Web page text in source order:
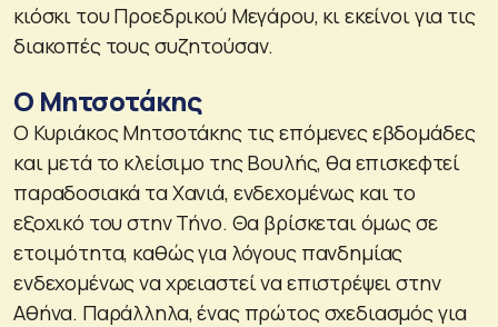
κιόσκι του Προεδρικού Μεγάρου, κι εκείνοι για τις
διακοπές τους συζητούσαν.
Ο Μητσοτάκης
Ο Κυριάκος Μητσοτάκης τις επόμενες εβδομάδες
και μετά το κλείσιμο της Βουλής, θα επισκεφτεί
παραδοσιακά τα Χανιά, ενδεχομένως και το
εξοχικό του στην Τήνο. Θα βρίσκεται όμως σε
ετοιμότητα, καθώς για λόγους πανδημίας
ενδεχομένως να χρειαστεί να επιστρέψει στην
Αθήνα. Παράλληλα, ένας πρώτος σχεδιασμός για